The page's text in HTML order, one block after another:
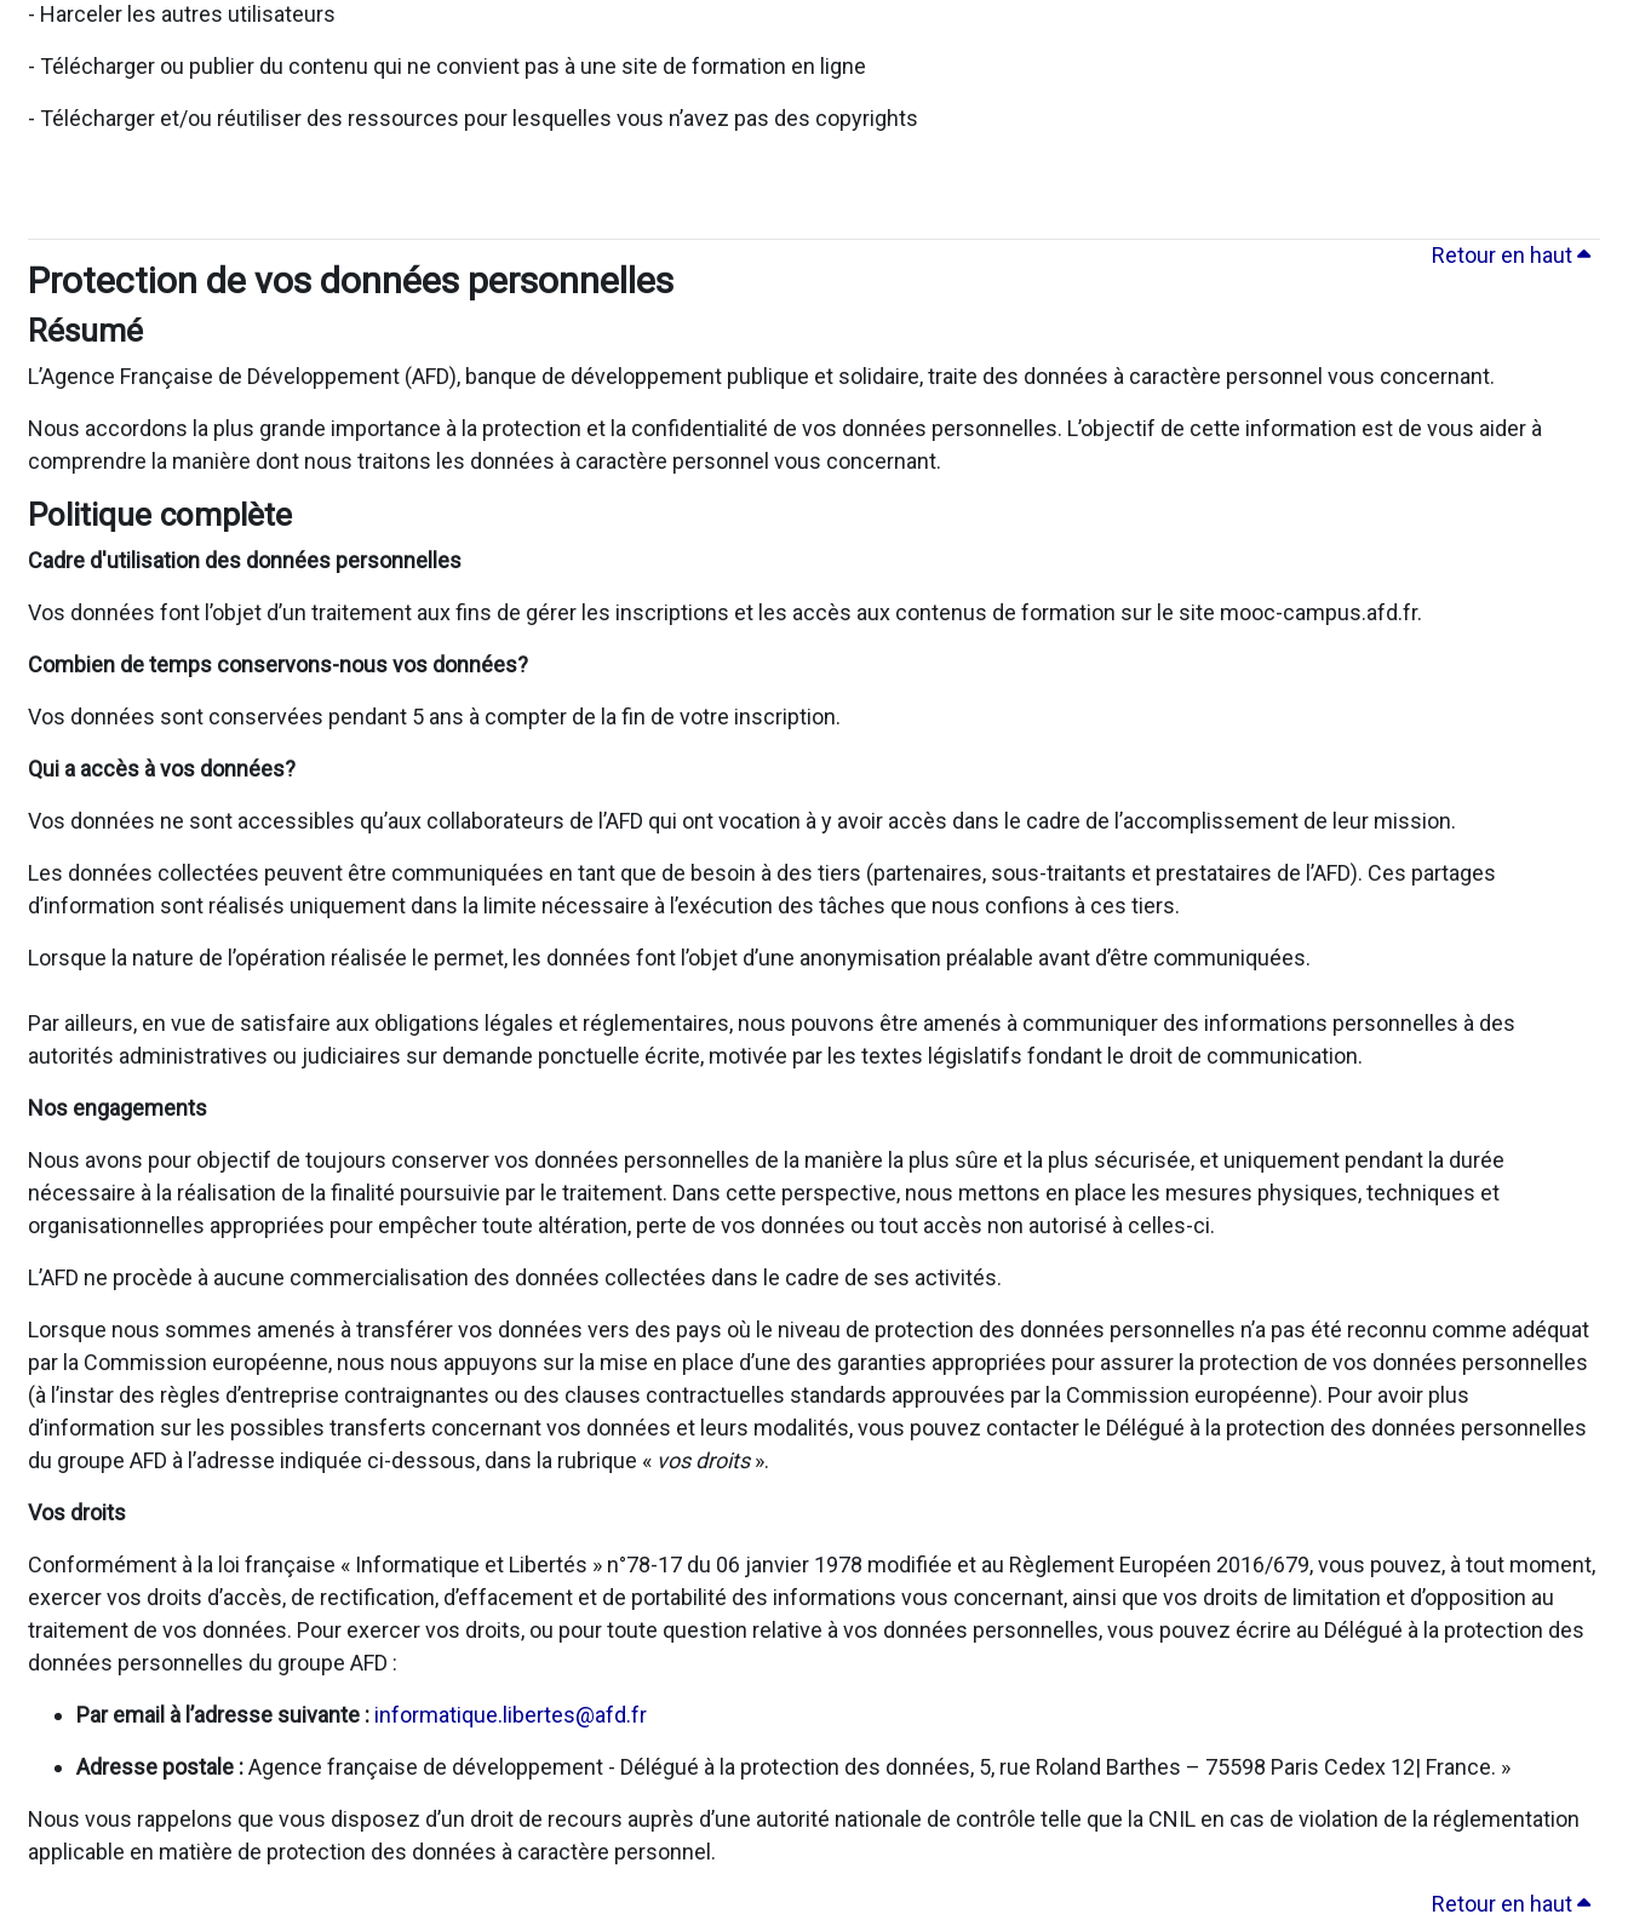
- Harceler les autres utilisateurs
- Télécharger ou publier du contenu qui ne convient pas à une site de formation en ligne
- Télécharger et/ou réutiliser des ressources pour lesquelles vous n’avez pas des copyrights
Retour en haut
Protection de vos données personnelles
Résumé
L’Agence Française de Développement (AFD), banque de développement publique et solidaire, traite des données à caractère personnel vous concernant.
Nous accordons la plus grande importance à la protection et la confidentialité de vos données personnelles. L’objectif de cette information est de vous aider à
comprendre la manière dont nous traitons les données à caractère personnel vous concernant.
Politique complète
Cadre d'utilisation des données personnelles
Vos données font l’objet d’un traitement aux fins de gérer les inscriptions et les accès aux contenus de formation sur le site mooc-campus.afd.fr.
Combien de temps conservons-nous vos données?
Vos données sont conservées pendant 5 ans à compter de la fin de votre inscription.
Qui a accès à vos données?
Vos données ne sont accessibles qu’aux collaborateurs de l’AFD qui ont vocation à y avoir accès dans le cadre de l’accomplissement de leur mission.
Les données collectées peuvent être communiquées en tant que de besoin à des tiers (partenaires, sous-traitants et prestataires de l’AFD). Ces partages
d’information sont réalisés uniquement dans la limite nécessaire à l’exécution des tâches que nous confions à ces tiers.
Lorsque la nature de l’opération réalisée le permet, les données font l’objet d’une anonymisation préalable avant d’être communiquées.
Par ailleurs, en vue de satisfaire aux obligations légales et réglementaires, nous pouvons être amenés à communiquer des informations personnelles à des
autorités administratives ou judiciaires sur demande ponctuelle écrite, motivée par les textes législatifs fondant le droit de communication.
Nos engagements
Nous avons pour objectif de toujours conserver vos données personnelles de la manière la plus sûre et la plus sécurisée, et uniquement pendant la durée
nécessaire à la réalisation de la finalité poursuivie par le traitement. Dans cette perspective, nous mettons en place les mesures physiques, techniques et
organisationnelles appropriées pour empêcher toute altération, perte de vos données ou tout accès non autorisé à celles-ci.
L’AFD ne procède à aucune commercialisation des données collectées dans le cadre de ses activités.
Lorsque nous sommes amenés à transférer vos données vers des pays où le niveau de protection des données personnelles n’a pas été reconnu comme adéquat
par la Commission européenne, nous nous appuyons sur la mise en place d’une des garanties appropriées pour assurer la protection de vos données personnelles
(à l’instar des règles d’entreprise contraignantes ou des clauses contractuelles standards approuvées par la Commission européenne). Pour avoir plus
d’information sur les possibles transferts concernant vos données et leurs modalités, vous pouvez contacter le Délégué à la protection des données personnelles
du groupe AFD à l’adresse indiquée ci-dessous, dans la rubrique « vos droits».
Vos droits
Conformément à la loi française « Informatique et Libertés » n°78-17 du 06 janvier 1978 modifiée et au Règlement Européen 2016/679, vous pouvez, à tout moment,
exercer vos droits d’accès, de rectification, d’effacement et de portabilité des informations vous concernant, ainsi que vos droits de limitation et d’opposition au
traitement de vos données. Pour exercer vos droits, ou pour toute question relative à vos données personnelles, vous pouvez écrire au Délégué à la protection des
données personnelles du groupe AFD :
Par email à l’adresse suivante : informatique.libertes@afd.fr
Adresse postale :Agence française de développement - Délégué à la protection des données, 5, rue Roland Barthes – 75598 Paris Cedex 12| France. »
Nous vous rappelons que vous disposez d’un droit de recours auprès d’une autorité nationale de contrôle telle que la CNIL en cas de violation de la réglementation
applicable en matière de protection des données à caractère personnel.
Retour en haut